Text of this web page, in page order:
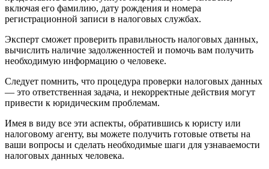
включая его фамилию, дату рождения и номера
регистрационной записи в налоговых службах.
Эксперт сможет проверить правильность налоговых данных,
вычислить наличие задолженностей и помочь вам получить
необходимую информацию о человеке.
Следует помнить, что процедура проверки налоговых данных
— это ответственная задача, и некорректные действия могут
привести к юридическим проблемам.
Имея в виду все эти аспекты, обратившись к юристу или
налоговому агенту, вы можете получить готовые ответы на
ваши вопросы и сделать необходимые шаги для узнаваемости
налоговых данных человека.